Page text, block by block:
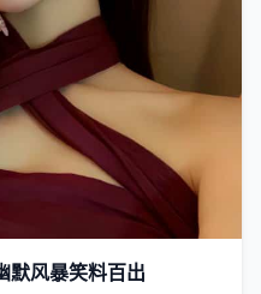
默风暴笑料百出